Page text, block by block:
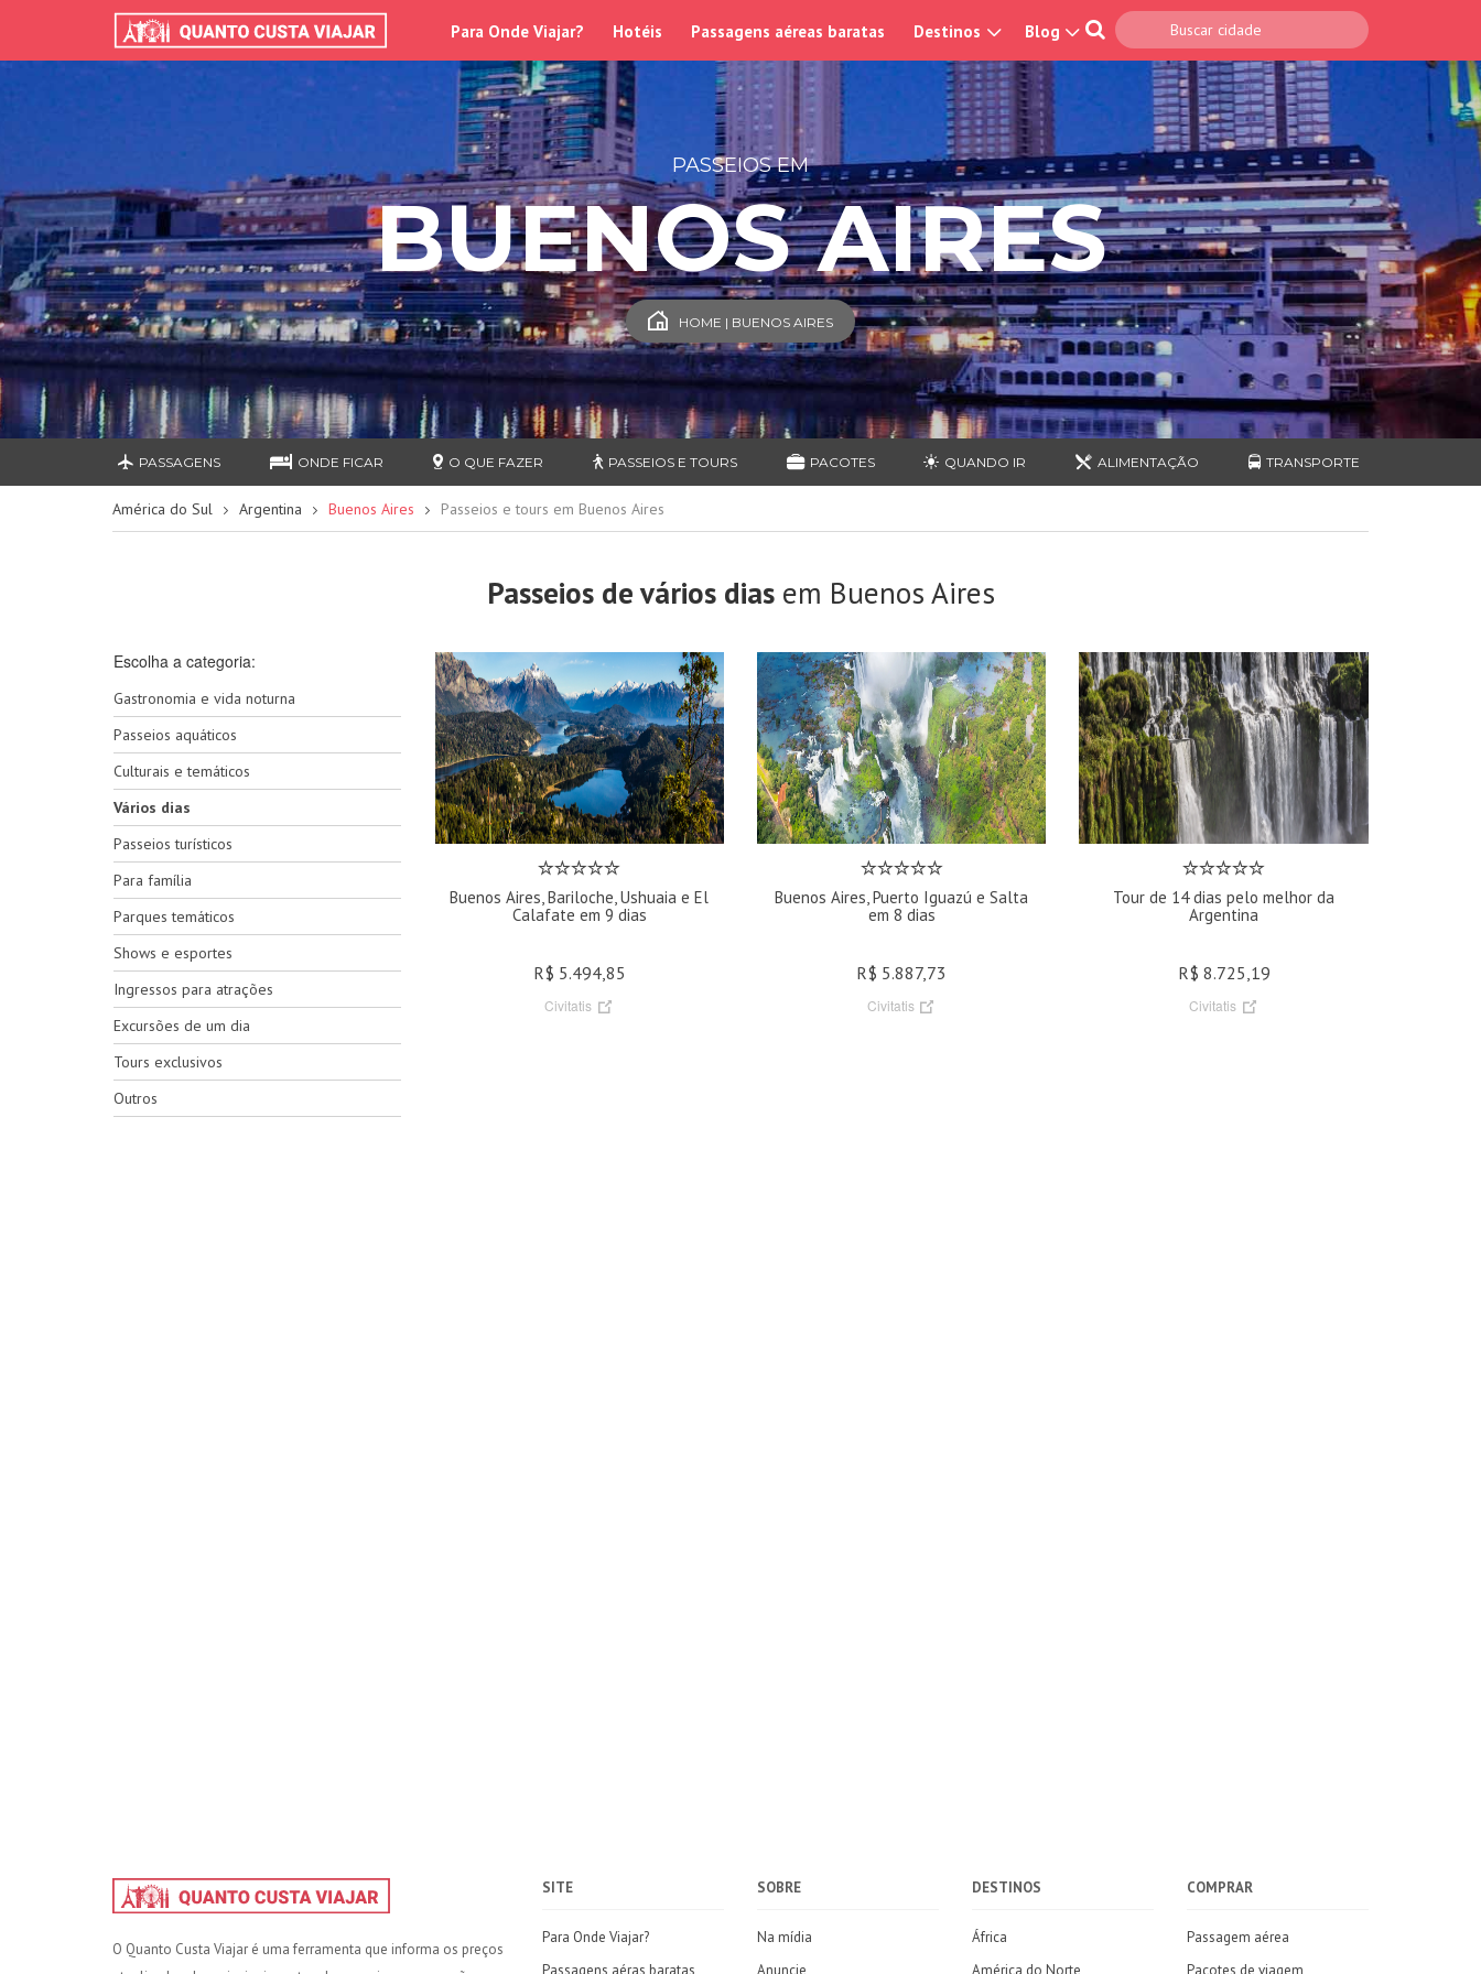
Para Onde Viajar? Hotéis Passagens aéreas baratas Destinos Blog
PASSEIOS EM
BUENOS AIRES
HOME | BUENOS AIRES
PASSAGENS ONDE FICAR O QUE FAZER PASSEIOS E TOURS PACOTES QUANDO IR ALIMENTAÇÃO TRANSPORTE
América do Sul Argentina Buenos Aires Passeios e tours em Buenos Aires
Passeios de vários diasem Buenos Aires
Escolha a categoria:
Gastronomia e vida noturna
Passeios aquáticos
Culturais e temáticos
Vários dias
Passeios turísticos
Para família
Parques temáticos
Shows e esportes
Ingressos para atrações
Excursões de um dia
Tours exclusivos
Outros
Buenos Aires, Bariloche, Ushuaia e El
Calafate em 9 dias
R$ 5.494,85
Civitatis
Buenos Aires, Puerto Iguazú e Salta
em 8 dias
R$ 5.887,73
Civitatis
Tour de 14 dias pelo melhor da
Argentina
R$ 8.725,19
Civitatis
O Quanto Custa Viajar é uma ferramenta que informa os preços
SITE
Para Onde Viajar?
Passagens aéras baratas
SOBRE
Na mídia
Anuncie
DESTINOS
África
América do Norte
COMPRAR
Passagem aérea
Pacotes de viagem